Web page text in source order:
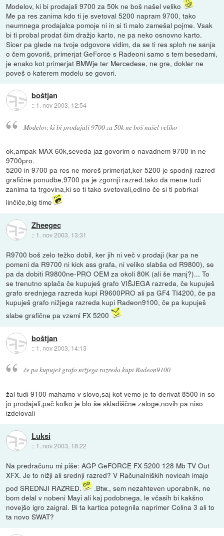
Modelov, ki bi prodajali 9700 za 50k ne boš našel veliko
Me pa res zanima kdo ti je svetoval 5200 napram 9700, tako
neumnega prodajalca pomoje ni in si ti malo zamešal pojme. Vsak
bi ti probal prodat čim dražjo karto, ne pa neko osnovno karto.
Sicer pa glede na tvoje odgovore vidim, da se ti res sploh ne sanja
o čem govoriš, primerjat GeForce s Radeoni samo s tem besedami,
je enako kot primerjat BMWje ter Mercedese, ne gre, dokler ne
poveš o katerem modelu se govori.
boštjan
:: 1. nov 2003, 12:54
Modelov, ki bi prodajali 9700 za 50k ne boš našel veliko
ok,ampak MAX 60k,seveda jaz govorim o navadnem 9700 in ne
9700pro.
5200 in 9700 pa res ne moreš primerjat,ker 5200 je spodnji razred
grafične ponudbe,9700 pa je zgornji razred.tako da mene tudi
zanima ta trgovina,ki so ti tako svetovali,edino če si ti pobrkal
linčiče,big time
Zheegec
:: 1. nov 2003, 13:31
R9700 boš zelo težko dobil, ker jih ni več v prodaji (kar pa ne
pomeni da R9700 ni kick ass grafa, ni veliko slabša od R9800), se
pa da dobiti R9800ne-PRO OEM za okoli 80K (ali še manj?)... To
se trenutno splača če kupuješ grafo VIŠJEGA razreda, če kupuješ
grafo srednjega razreda kupi R9600PRO ali pa GF4 TI4200, če pa
kupuješ grafo nižjega razreda kupi Radeon9100, če pa kupuješ
slabe grafične pa vzemi FX 5200
boštjan
:: 1. nov 2003, 14:13
če pa kupuješ grafo nižjega razreda kupi Radeon9100
žal tudi 9100 mahamo v slovo,saj kot vemo je to derivat 8500 in so
jo prodajali,pač kolko je blo še skladiščne zaloge,novih pa niso
izdelovali
Luksi
:: 1. nov 2003, 18:22
Na predračunu mi piše: AGP GeFORCE FX 5200 128 Mb TV Out
XFX. Je to nižji ali srednji razred? V Računalniških novicah imajo
pod SREDNJI RAZRED.
.Btw., sem nezahteven uporabnik, ne
bom delal v nobeni Mayi ali kaj podobnega, le včasih bi kakšno
novejšo igro zaigral. Bi ta kartica potegnila naprimer Colina 3 ali to
ta novo SWAT?